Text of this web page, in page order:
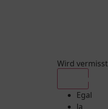
Wird vermisst
Egal
Ja